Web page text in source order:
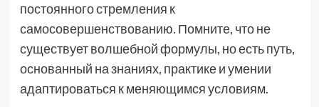
постоянного стремления к
самосовершенствованию. Помните, что не
существует волшебной формулы, но есть путь,
основанный на знаниях, практике и умении
адаптироваться к меняющимся условиям.